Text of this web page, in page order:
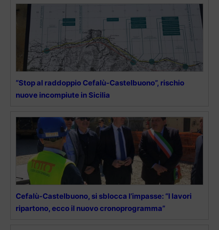
“Stop al raddoppio Cefalù-Castelbuono”, rischio
nuove incompiute in Sicilia
Cefalù-Castelbuono, si sblocca l’impasse: “I lavori
ripartono, ecco il nuovo cronoprogramma”